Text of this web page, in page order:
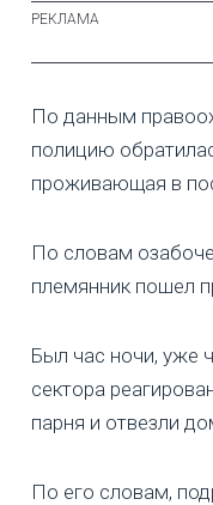
По данным
полицию
проживающая в
По словам
племянник пошел
Был час ночи, уже
сектора
парня и отвезли
По его словам,